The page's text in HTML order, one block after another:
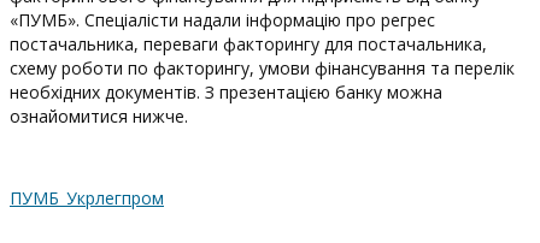
«ПУМБ». Спеціалісти надали інформацію про регрес
постачальника, переваги факторингу для постачальника,
схему роботи по факторингу, умови фінансування та перелік
необхідних документів. З презентацією банку можна
ознайомитися нижче.
ПУМБ_Укрлегпром